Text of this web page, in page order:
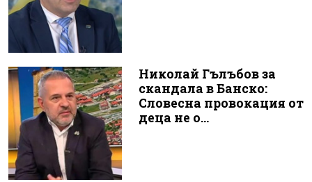
Николай Гълъбов за
скандала в Банско:
Словесна провокация от
деца не о...